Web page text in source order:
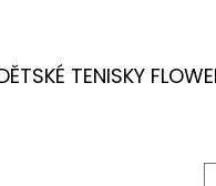
TENISKY